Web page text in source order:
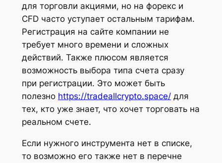
для торговли акциями, но на форекс и
CFD часто уступает остальным тарифам.
Регистрация на сайте компании не
требует много времени и сложных
действий. Также плюсом является
возможность выбора типа счета сразу
при регистрации. Это может быть
полезно https://tradeallcrypto.space/для
тех, кто уже знает, что хочет торговать на
реальном счете.
Если нужного инструмента нет в списке,
то возможно его также нет в перечне